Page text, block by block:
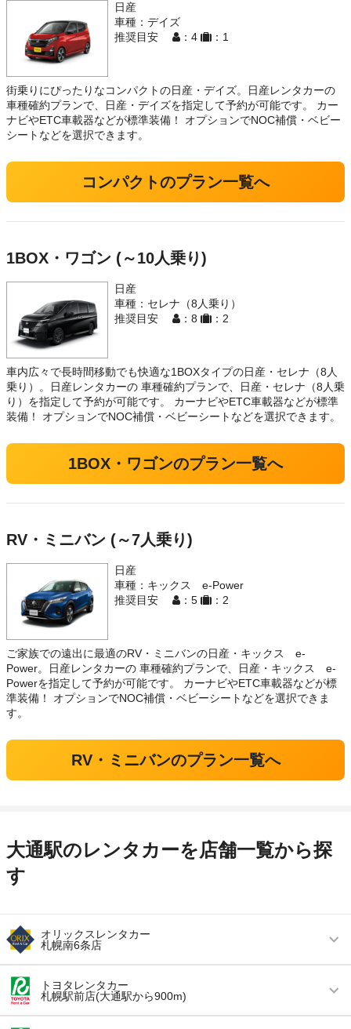
日産
車種：デイズ
推奨目安
：4 ：1
街乗りにぴったりなコンパクトの日産・デイズ。日産レンタカーの
車種確約プランで、日産・デイズを指定して予約が可能です。 カー
ナビやETC車載器などが標準装備！ オプションでNOC補償・ベビー
シートなどを選択できます。
コンパクトのプラン一覧へ
1BOX・ワゴン (～10人乗り)
日産
車種：セレナ（8人乗り）
推奨目安
：8 ：2
車内広々で長時間移動でも快適な1BOXタイプの日産・セレナ（8人
乗り）。日産レンタカーの 車種確約プランで、日産・セレナ（8人乗
り）を指定して予約が可能です。 カーナビやETC車載器などが標準
装備！ オプションでNOC補償・ベビーシートなどを選択できます。
1BOX・ワゴンのプラン一覧へ
RV・ミニバン (～7人乗り)
日産
車種：キックス e-Power
推奨目安
：5 ：2
ご家族での遠出に最適のRV・ミニバンの日産・キックス e-
Power。日産レンタカーの 車種確約プランで、日産・キックス e-
Powerを指定して予約が可能です。 カーナビやETC車載器などが標
準装備！ オプションでNOC補償・ベビーシートなどを選択できま
す。
RV・ミニバンのプラン一覧へ
大通駅のレンタカーを店舗一覧から探
す
オリックスレンタカー
札幌南6条店
営業時間 毎日 08:00 ～ 19:00
アクセス 中島公園駅より徒歩で約10分（送迎なし）
トヨタレンタカー
札幌駅前店(大通駅から900m)